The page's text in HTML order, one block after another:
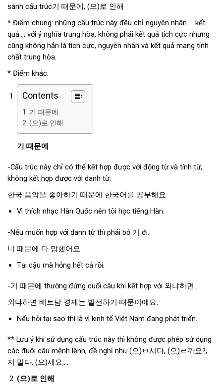
sánh cấu trúc기 때문에, (으)로 인해
* Điểm chung: những cấu trúc này đều chỉ nguyên nhân … kết
quả…, với ý nghĩa trung hòa, không phải kết quả tích cực nhưng
cũng không hẳn là tích cực, nguyên nhân và kết quả mang tính
chất trung hòa.
* Điểm khác:
Contents
기 때문에
(으)로 인해
기 때문에
-Cấu trúc này chỉ có thể kết hợp được với động từ và tính từ,
không kết hợp được với danh từ.
한국 음악을 좋아하기 때문에 한국어를 공부해요.
Vì thích nhạc Hàn Quốc nên tôi học tiếng Hàn.
-Nếu muốn hợp với danh từ thì phải bỏ 기 đi.
너 때문에 다 망했어요.
Tại cậu mà hỏng hết cả rồi.
-기 때문에 thường đứng cuối câu khi kết hợp với 외냐하면…
외냐하면 베트남 경제는 발전하기 때문이에요.
Nếu hỏi tại sao thì là vì kinh tế Việt Nam đang phát triển.
** Lưu ý khi sử dụng cấu trúc này thì không được phép sử dụng
các đuôi câu mệnh lệnh, đề nghị như (으)ㅂ시다, (으)ㄹ까요?,
지 말다, (으)세요,…
(으)로 인해